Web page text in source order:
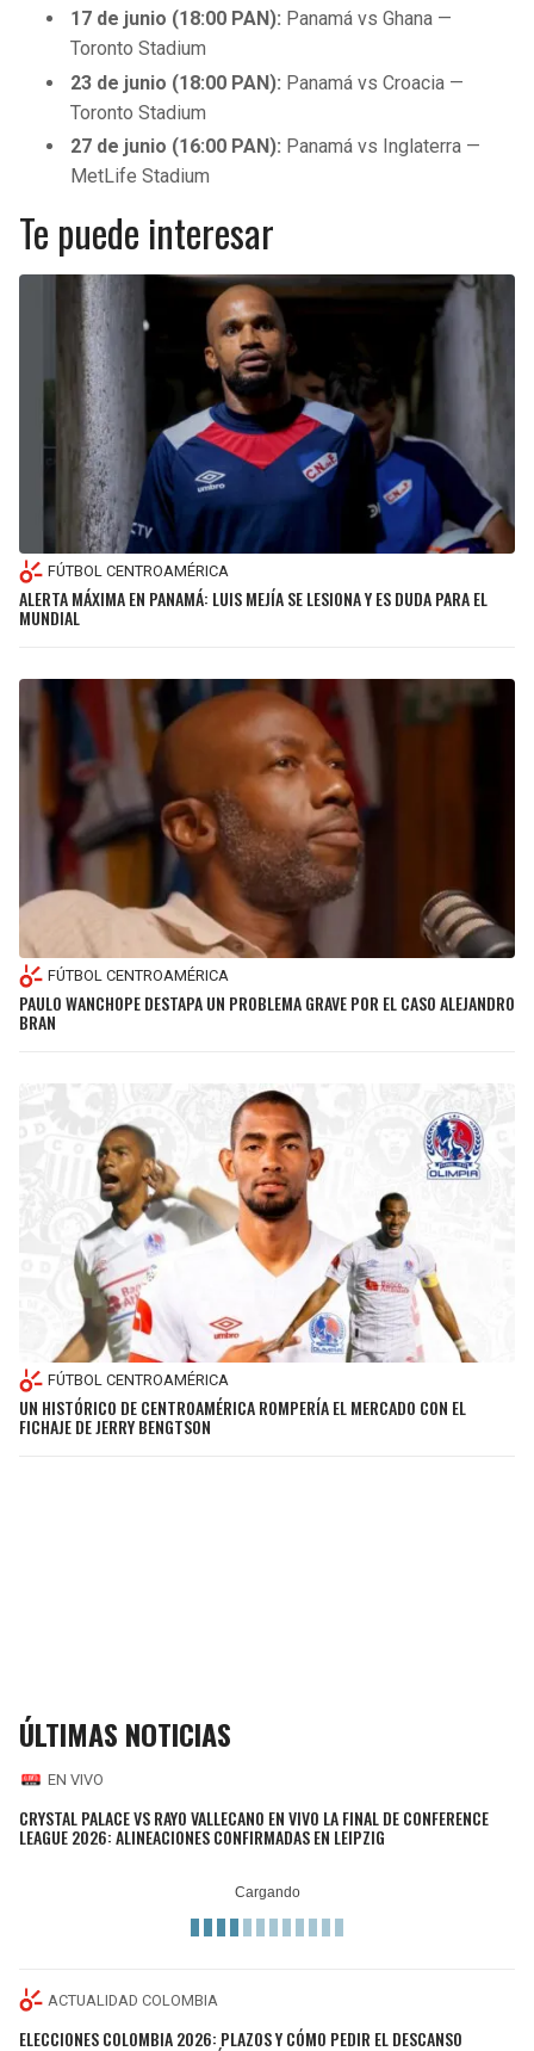
17 de junio (18:00 PAN): Panamá vs Ghana —
Toronto Stadium
23 de junio (18:00 PAN): Panamá vs Croacia —
Toronto Stadium
27 de junio (16:00 PAN): Panamá vs Inglaterra —
MetLife Stadium
Te puede interesar
FÚTBOL CENTROAMÉRICA
ALERTA MÁXIMA EN PANAMÁ: LUIS MEJÍA SE LESIONA Y ES DUDA PARA EL
MUNDIAL
FÚTBOL CENTROAMÉRICA
PAULO WANCHOPE DESTAPA UN PROBLEMA GRAVE POR EL CASO ALEJANDRO
BRAN
FÚTBOL CENTROAMÉRICA
UN HISTÓRICO DE CENTROAMÉRICA ROMPERÍA EL MERCADO CON EL
FICHAJE DE JERRY BENGTSON
ÚLTIMAS NOTICIAS
EN VIVO
CRYSTAL PALACE VS RAYO VALLECANO EN VIVO LA FINAL DE CONFERENCE
LEAGUE 2026: ALINEACIONES CONFIRMADAS EN LEIPZIG
ACTUALIDAD COLOMBIA
ELECCIONES COLOMBIA 2026: PLAZOS Y CÓMO PEDIR EL DESCANSO